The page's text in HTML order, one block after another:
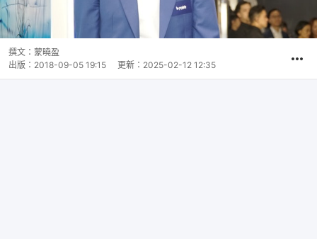
撰文： 蒙曉盈
出版： 2018-09-05 19:15 更新： 2025-02-12 12:35